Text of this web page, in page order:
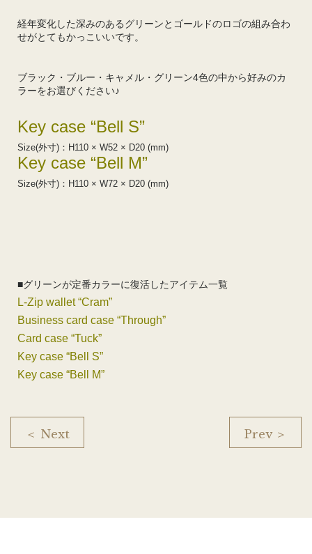
経年変化した深みのあるグリーンとゴールドのロゴの組み合わ
せがとてもかっこいいです。
ブラック・ブルー・キャメル・グリーン4色の中から好みのカ
ラーをお選びください♪
Key case “Bell S”
Size(外寸)：H110 × W52 × D20 (mm)
Key case “Bell M”
Size(外寸)：H110 × W72 × D20 (mm)
■グリーンが定番カラーに復活したアイテム一覧
L-Zip wallet “Cram”
Business card case “Through”
Card case “Tuck”
Key case “Bell S”
Key case “Bell M”
＜ Next Prev ＞